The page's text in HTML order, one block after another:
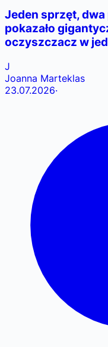
Jeden sprzęt, dwa
pokazało
oczyszczacz w
J
Joanna Marteklas
23.07.2026·